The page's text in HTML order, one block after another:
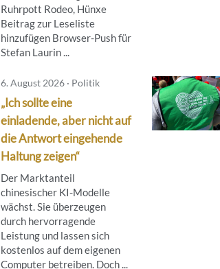
Ruhrpott Rodeo, Hünxe
Beitrag zur Leseliste
hinzufügen Browser-Push für
Stefan Laurin ...
6. August 2026 · Politik
„Ich sollte eine
einladende, aber nicht auf
die Antwort eingehende
Haltung zeigen“
Der Marktanteil
chinesischer KI-Modelle
wächst. Sie überzeugen
durch hervorragende
Leistung und lassen sich
kostenlos auf dem eigenen
Computer betreiben. Doch ...